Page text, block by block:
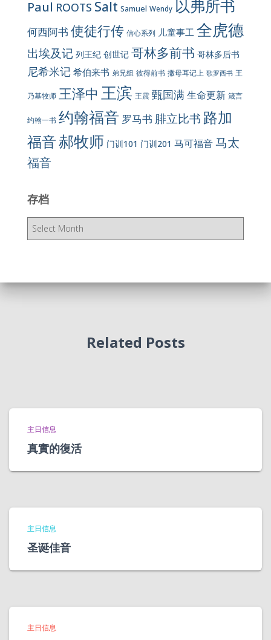
Paul ROOTS Salt Samuel Wendy 以弗所书
何西阿书 使徒行传 信心系列 儿童事工 全虎德
出埃及记 列王纪 创世记 哥林多前书 哥林多后书
尼希米记 希伯来书 弟兄组 彼得前书 撒母耳记上 歌罗西书 王
乃基牧师 王泽中 王滨 王震 甄国满生命更新 箴言
约翰一书 约翰福音 罗马书 腓立比书 路加
福音郝牧师 门训101 门训201 马可福音马太
福音
存档
存
Related Posts
主日信息
真實的復活
主日信息
圣诞佳音
主日信息